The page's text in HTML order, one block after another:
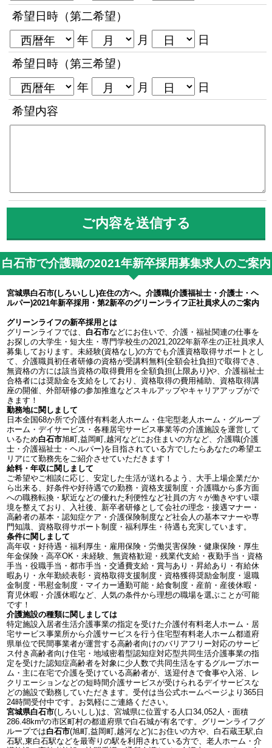
希望日時（第二希望）
年
月
日
希望日時（第三希望）
年
月
日
希望内容
白石市で介護職の2021年新卒採用募集求人のご案内
宮城県白石市(しろいしし)在住の方へ。介護職(介護福祉士・介護士・ヘ
ルパー)2021年新卒採用・第2新卒のグリーンライフ正社員求人のご案内
グリーンライフの新卒採用とは
グリーンライフでは、 白石市などにお住いで、介護・福祉関連の仕事を
お探しの大学生・短大生・専門学校生の2021,2022年新卒生の正社員求人
募集しております。未経験(資格なし)の方でも介護資格取得サポートとし
て、介護職員初任者研修の資格が受講料無料(全額会社負担)で取得でき、
無資格の方には該当資格の取得費用を全額負担(上限あり)や、介護福祉士
合格者には奨励金を支給をしており、資格取得の費用補助、資格取得講
座の開催、外部研修の参加推進などスキルアップやキャリアアップがで
きます！
勤務地に関しまして
日本全国68か所で介護付有料老人ホーム・住宅型老人ホーム・グループ
ホーム・デイサービス・各種居宅サービス事業等の介護施設を運営して
いるため白石市旭町,益岡町,越河などにお住まいの方など、介護職(介護
士・介護福祉士・ヘルパー)を目指されている方でしたらあなたの希望エ
リアにて勤務先をご紹介させていただきます！
給料・年収に関しまして
ご希望やご相談に応じ、安定した生活が送れるよう、大手上場企業だか
ら出来る、好条件や好待遇での勤務・資格支援制度・介護職から多方面
への職務転換・駅近などの優れた利便性など社員の方々が働きやすい環
境を整えており、入社後、新卒者研修として会社の理念・接遇マナー・
高齢者の基本・認知症ケア・介護保険制度など社会人の基本マナーや専
門知識、資格取得サポート制度・福利厚生・待遇も充実しています。
条件に関しまして
高年収・好待遇・福利厚生・雇用保険・労働災害保険・健康保険・厚生
年金保険・高卒OK・未経験、無資格歓迎・残業代支給・夜勤手当・資格
手当・役職手当・都市手当・交通費支給・賞与あり・昇給あり・有給休
暇あり・永年勤続表彰・資格取得支援制度・資格獲得奨励金制度・退職
金制度・弔慰金制度・マイカー通勤可能・給食制度・産前・産後休暇・
育児休暇・介護休暇など、人気の条件から理想の職場を選ぶことが可能
です！
介護施設の種類に関しましては
特定施設入居者生活介護事業の指定を受けた介護付有料老人ホーム・居
宅サービス事業所から介護サービスを行う住宅型有料老人ホーム都道府
県単位で民間事業者が運営する高齢者向けのバリアフリー対応のサービ
ス付き高齢者向け住宅・地域密着型認知症対応型共同生活介護事業の指
定を受けた認知症高齢者を対象に少人数で共同生活をするグループホー
ム・主に在宅で介護を受けている高齢者が、送迎付きで食事や入浴、レ
クリエーションなどの短時間介護サービスが受けられるデイサービスな
どの施設で勤務していただきます。受付は当公式ホームページより365日
24時間受付中です。お気軽にご連絡ください。
宮城県白石市(しろいしし)は、宮城県に位置する人口34,052人・面積
286.48km²の市区町村の都道府県で白石城が有名です。グリーンライフグ
ループでは白石市(旭町,益岡町,越河など)にお住いの方や、白石蔵王駅,白
石駅,東白石駅などを最寄りの駅を利用されている方で、老人ホーム・介